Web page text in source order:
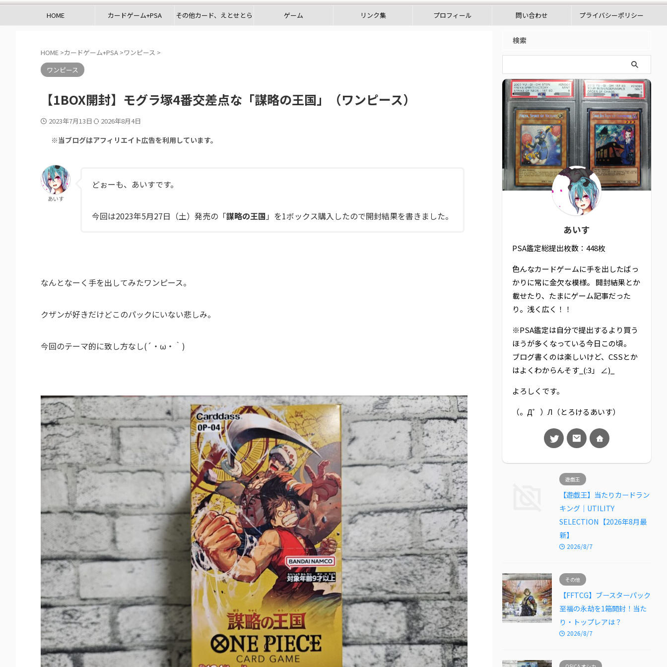
HOME カードゲーム+PSA その他カード、えとせとら ゲーム リンク集 プロフィール 問い合わせ プライバシーポリシー
HOME >カードゲーム+PSA >ワンピース >
ワンピース
【1BOX開封】モグラ塚4番交差点な「謀略の王国」（ワンピース）
2023年7月13日 2026年8月4日
※当ブログはアフィリエイト広告を利用しています。
あいす
どぉーも、あいすです。
今回は2023年5月27日（土）発売の「謀略の王国 」を1ボックス購入したので開封結果を書きました。
なんとなーく手を出してみたワンピース。
クザンが好きだけどこのパックにいない悲しみ。
今回のテーマ的に致し方なし(´・ω・｀)
検索
あいす
PSA鑑定総提出枚数：448枚
色んなカードゲームに手を出したばっ
かりに常に金欠な模様。 開封結果とか
載せたり、たまにゲーム記事だった
り。浅く広く！！
※PSA鑑定は自分で提出するより買う
ほうが多くなっている今日この頃。
ブログ書くのは楽しいけど、CSSとか
はよくわからんそす_(:3」 ∠)_
よろしくです。
（。Д゜）Л（とろけるあいす）
遊戯王
【遊戯王】当たりカードラン
キング｜UTILITY
SELECTION【2026年8月最
新】
2026/8/7
その他
【FFTCG】ブースターパック
至福の永劫を1箱開封！当た
り・トップレアは？
2026/8/7